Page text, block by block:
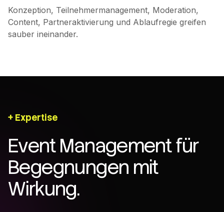
Konzeption, Teilnehmermanagement, Moderation,
Content, Partneraktivierung und Ablaufregie greifen
sauber ineinander.
Expertise
Event Management für
Begegnungen mit
Wirkung.